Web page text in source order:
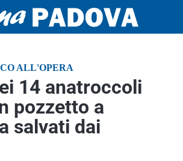
ALL'OPERA
14 anatroccoli
pozzetto a
salvati dai